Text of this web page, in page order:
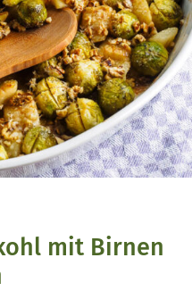
mit Birnen